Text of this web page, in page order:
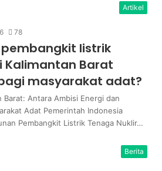
Artikel
78
listrik
Kalimantan Barat
masyarakat adat?
Barat: Antara Ambisi Energi dan
Adat Pemerintah Indonesia
Pembangkit Listrik Tenaga Nuklir…
Berita